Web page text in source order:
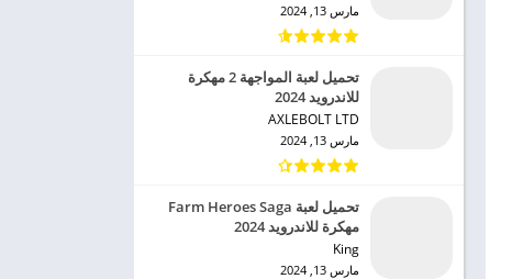
مارس 13, 2024
تحميل لعبة المواجهة 2 مهكرة
للاندرويد 2024
AXLEBOLT LTD‏
مارس 13, 2024
تحميل لعبة Farm Heroes Saga
مهكرة للاندرويد 2024
King‏
مارس 13, 2024